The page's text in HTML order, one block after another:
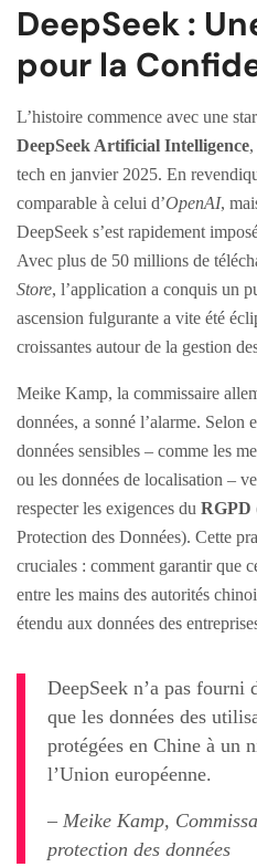
DeepSeek :
pour la
L’histoire commence avec une
DeepSeek Artificial Intelligence
tech en janvier 2025. En
comparable à celui d’OpenAI,
DeepSeek s’est rapidement
Avec plus de 50 millions de
Store, l’application a conquis un
ascension fulgurante a vite été
croissantes autour de la gestion
Meike Kamp, la commissaire
données, a sonné l’alarme. Selon
données sensibles – comme les
ou les données de localisation –
respecter les exigences du RGPD
Protection des Données). Cette
cruciales : comment garantir que
entre les mains des autorités
étendu aux données des
DeepSeek n’a pas fourni
que les données des
protégées en Chine à un
l’Union européenne.
– Meike Kamp,
protection des données